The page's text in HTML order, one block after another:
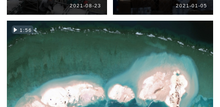
2021-08-23 2021-01-05
1:56